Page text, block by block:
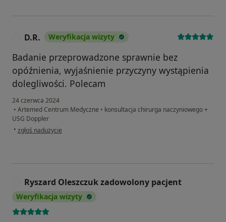
D.R. Weryfikacja wizyty
Badanie przeprowadzone sprawnie bez
opóźnienia, wyjaśnienie przyczyny wystąpienia
dolegliwości. Polecam
24 czerwca 2024
• Artemed Centrum Medyczne • konsultacja chirurga naczyniowego +
USG Doppler
• w opinii użytkownika D.R.
zgłoś nadużycie
Ryszard Oleszczuk zadowolony pacjent
Weryfikacja wizyty